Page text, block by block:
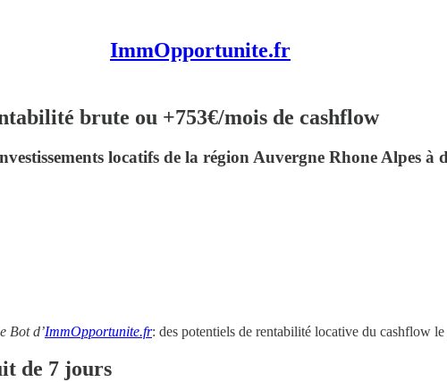
ImmOpportunite.fr
brute ou +753€/mois de cashflow
locatifs de la région Auvergne Rhone Alpes à
Bot d’ImmOpportunite.fr: des potentiels de rentabilité locative du cashflow
de 7 jours